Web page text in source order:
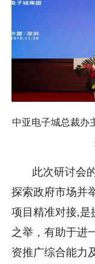
中亚电子城总裁办
此次研讨会
探索政府市场并
项目精准对接,是
之举，有助于进
资推广综合能力